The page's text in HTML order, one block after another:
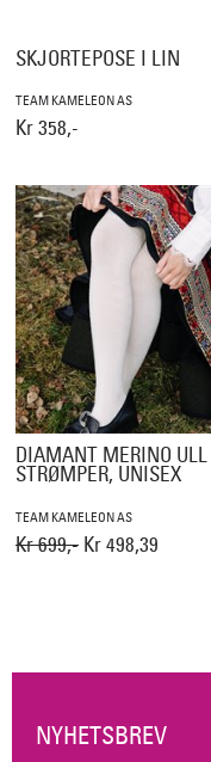
SKJORTEPOSE I LIN
TEAM KAMELEON AS
Kr 358,-
DIAMANT MERINO ULL
STRØMPER, UNISEX
TEAM KAMELEON AS
Kr 699,- Kr 498,39
NYHETSBREV